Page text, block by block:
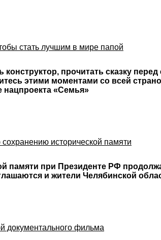
стать лучшим в мире папой
конструктор, прочитать сказку
этими моментами со всей
нацпроекта «Семья»
исторической памяти
памяти при Президенте РФ
и жители Челябинской
документального фильма